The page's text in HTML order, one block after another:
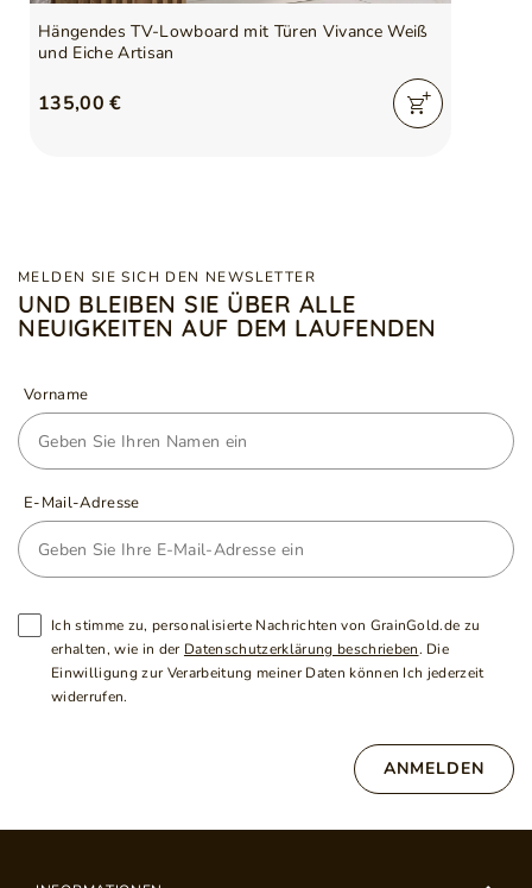
Hängendes TV-Lowboard mit Türen Vivance Weiß
und Eiche Artisan
135,00 €
MELDEN SIE SICH DEN NEWSLETTER
UND BLEIBEN SIE ÜBER ALLE
NEUIGKEITEN AUF DEM LAUFENDEN
Vorname
E-Mail-Adresse
Ich stimme zu, personalisierte Nachrichten von GrainGold.de zu
erhalten, wie in der Datenschutzerklärung beschrieben. Die
Einwilligung zur Verarbeitung meiner Daten können Ich jederzeit
widerrufen.
ANMELDEN